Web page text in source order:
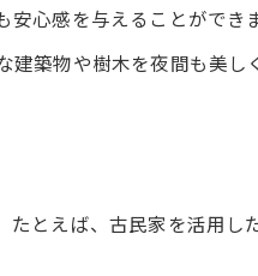
心感を与えることができま
築物や樹木を夜間も美
とえば、古民家を活用